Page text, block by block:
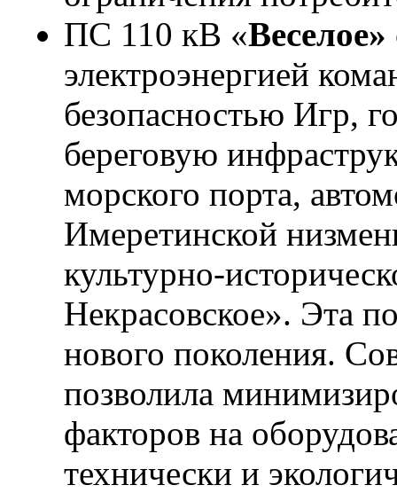
ПС 110 кВ «Веселое»
электроэнергией
безопасностью Игр,
береговую
морского порта,
Имеретинской
культурно-
Некрасовское». Эта
нового поколения.
позволила
факторов на
технически и